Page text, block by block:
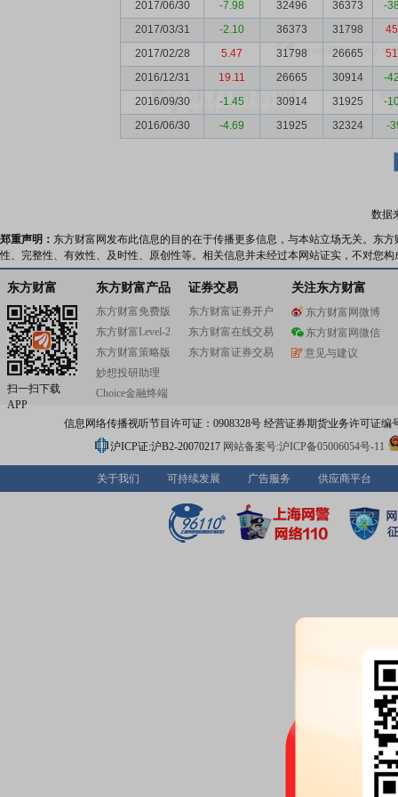
2017/06/30
-7.98 32496 36373
-
2017/03/31
-2.10 36373 31798
2017/02/28
5.47 31798 26665
2016/12/31
19.11 26665 30914
-
2016/09/30
-1.45 30914 31925
-
2016/06/30
-4.69 31925 32324 -
数据
郑重声明： 东方财富网发布此信息的目的在于传播更多信息，与本站立场无关。东
性、完整性、有效性、及时性、原创性等。相关信息并未经过本网站证实，不对您
东方财富
扫一扫下载
APP
东方财富产品
东方财富免费版
东方财富Level-2
东方财富策略版
妙想投研助理
Choice金融终端
证券交易
东方财富证券开户
东方财富在线交易
东方财富证券交易
关注东方财富
东方财富网微博
东方财富网微信
意见与建议
信息网络传播视听节目许可证：0908328号 经营证券期货业务许可证编
沪ICP证:沪B2-20070217 网站备案号:沪ICP备05006054号-11
关于我们 可持续发展 广告服务 供应商平台